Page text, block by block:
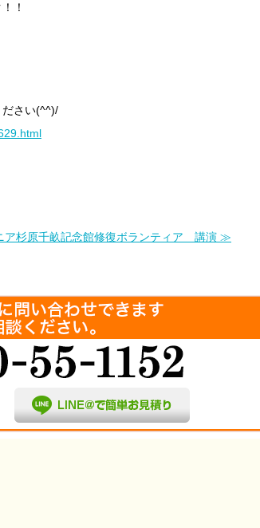
！
ださい(^^)/
ア杉原千畝記念館修復ボランティア 講演 ≫